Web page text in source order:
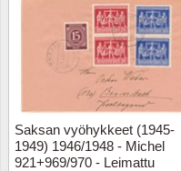
Saksan vyöhykkeet (1945-
1949) 1946/1948 - Michel
921+969/970 - Leimattu